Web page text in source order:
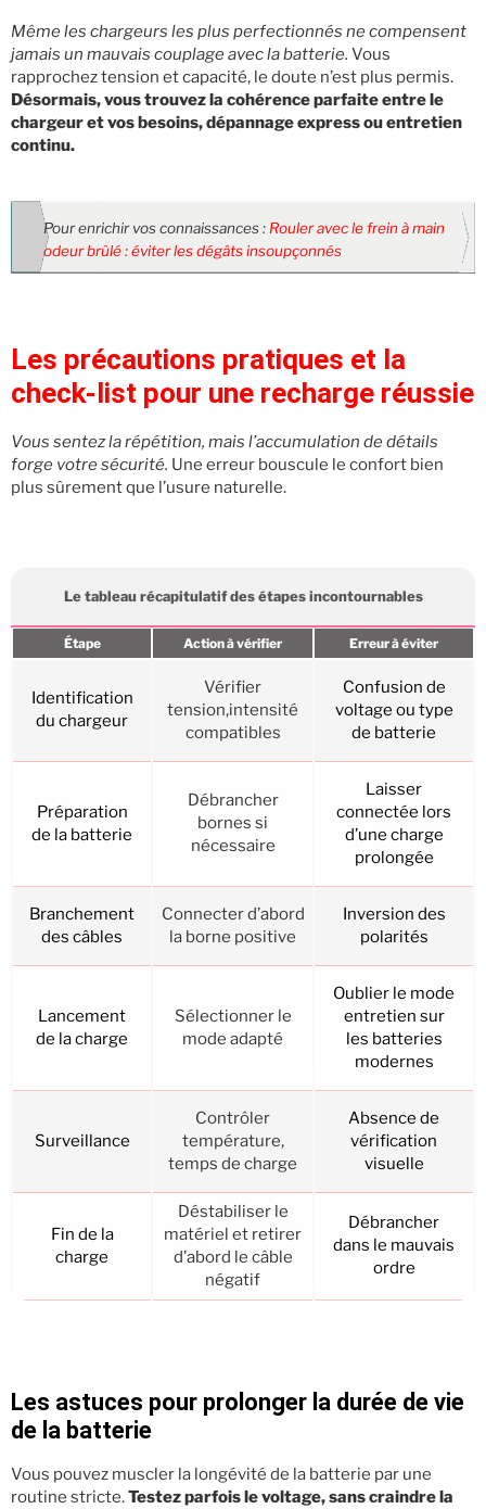
Même les chargeurs les plus perfectionnés ne compensent
jamais un mauvais couplage avec la batterie. Vous
rapprochez tension et capacité, le doute n’est plus permis.
Désormais, vous trouvez la cohérence parfaite entre le
chargeur et vos besoins, dépannage express ou entretien
continu.
Pour enrichir vos connaissances : Rouler avec le frein à main
odeur brûlé : éviter les dégâts insoupçonnés
Les précautions pratiques et la
check-list pour une recharge réussie
Vous sentez la répétition, mais l’accumulation de détails
forge votre sécurité. Une erreur bouscule le confort bien
plus sûrement que l’usure naturelle.
Le tableau récapitulatif des étapes incontournables
Étape Action à vérifier Erreur à éviter
Identification
du chargeur
Vérifier
tension,intensité
compatibles
Confusion de
voltage ou type
de batterie
Préparation
de la batterie
Débrancher
bornes si
nécessaire
Laisser
connectée lors
d’une charge
prolongée
Branchement
des câbles
Connecter d’abord
la borne positive
Inversion des
polarités
Lancement
de la charge
Sélectionner le
mode adapté
Oublier le mode
entretien sur
les batteries
modernes
Surveillance
Contrôler
température,
temps de charge
Absence de
vérification
visuelle
Fin de la
charge
Déstabiliser le
matériel et retirer
d’abord le câble
négatif
Débrancher
dans le mauvais
ordre
Les astuces pour prolonger la durée de vie
de la batterie
Vous pouvez muscler la longévité de la batterie par une
routine stricte.Testez parfois le voltage, sans craindre la